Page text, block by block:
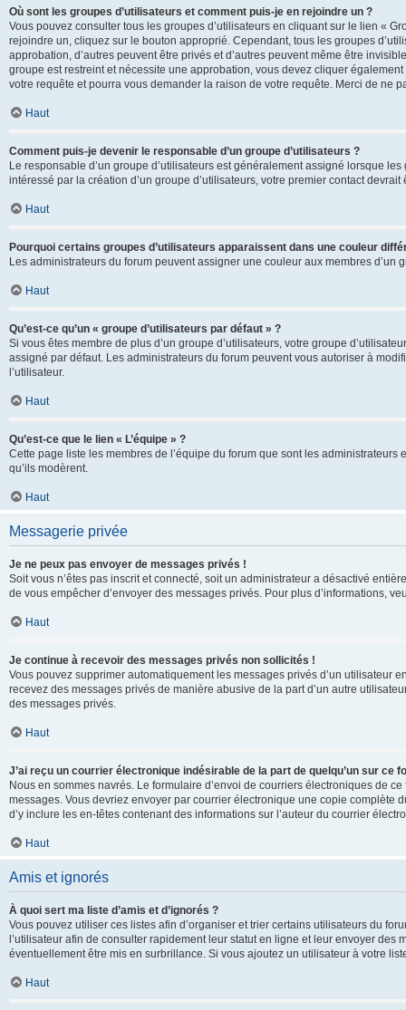
Où sont les groupes d’utilisateurs et comment puis-je en rejoindre un ?
Vous pouvez consulter tous les groupes d’utilisateurs en cliquant sur le lien «
rejoindre un, cliquez sur le bouton approprié. Cependant, tous les groupes
approbation, d’autres peuvent être privés et d’autres peuvent même être
groupe est restreint et nécessite une approbation, vous devez cliquer
votre requête et pourra vous demander la raison de votre requête. Merci de ne
Haut
Comment puis-je devenir le responsable d’un groupe d’utilisateurs ?
Le responsable d’un groupe d’utilisateurs est généralement assigné lorsque
intéressé par la création d’un groupe d’utilisateurs, votre premier contact
Haut
Pourquoi certains groupes d’utilisateurs apparaissent dans une couleur
Les administrateurs du forum peuvent assigner une couleur aux membres d’un
Haut
Qu’est-ce qu’un « groupe d’utilisateurs par défaut » ?
Si vous êtes membre de plus d’un groupe d’utilisateurs, votre groupe
assigné par défaut. Les administrateurs du forum peuvent vous autoriser à
l’utilisateur.
Haut
Qu’est-ce que le lien « L’équipe » ?
Cette page liste les membres de l’équipe du forum que sont les
qu’ils modèrent.
Haut
Messagerie privée
Je ne peux pas envoyer de messages privés !
Soit vous n’êtes pas inscrit et connecté, soit un administrateur a désactivé
de vous empêcher d’envoyer des messages privés. Pour plus d’informations,
Haut
Je continue à recevoir des messages privés non sollicités !
Vous pouvez supprimer automatiquement les messages privés d’un utilisateur
recevez des messages privés de manière abusive de la part d’un autre
des messages privés.
Haut
J’ai reçu un courrier électronique indésirable de la part de quelqu’un sur ce
Nous en sommes navrés. Le formulaire d’envoi de courriers électroniques de
messages. Vous devriez envoyer par courrier électronique une copie complète
d’y inclure les en-têtes contenant des informations sur l’auteur du courrier
Haut
Amis et ignorés
À quoi sert ma liste d’amis et d’ignorés ?
Vous pouvez utiliser ces listes afin d’organiser et trier certains utilisateurs du
l’utilisateur afin de consulter rapidement leur statut en ligne et leur envoyer
éventuellement être mis en surbrillance. Si vous ajoutez un utilisateur à votre
Haut